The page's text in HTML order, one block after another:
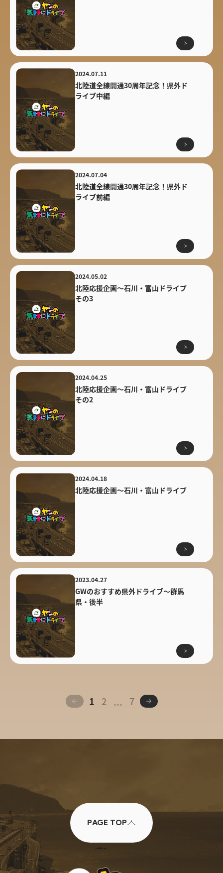
2024.07.11
北陸道全線開通30周年記念！県外ド
ライブ中編
2024.07.04
北陸道全線開通30周年記念！県外ド
ライブ前編
2024.05.02
北陸応援企画〜石川・富山ドライブ
その3
2024.04.25
北陸応援企画〜石川・富山ドライブ
その2
2024.04.18
北陸応援企画〜石川・富山ドライブ
2023.04.27
GWのおすすめ県外ドライブ〜群馬
県・後半
1 2 … 7
PAGE TOP